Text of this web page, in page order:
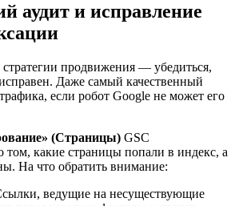
аудит и исправление
продвижения — убедиться,
Даже самый качественный
если робот Google не может его
(Страницы) GSC
том, какие страницы попали в индекс, а
На что обратить внимание:
ведущие на несуществующие